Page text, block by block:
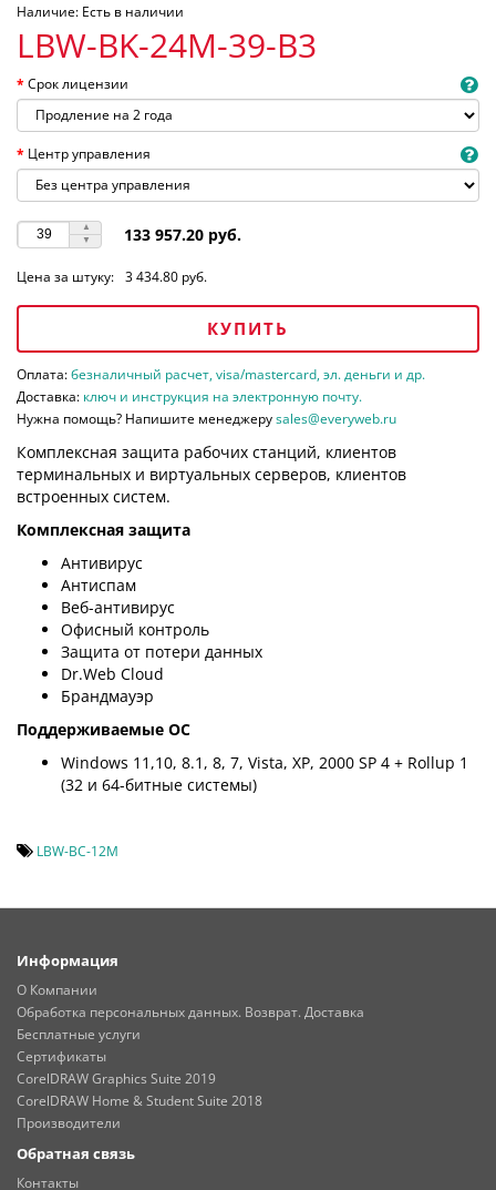
Наличие: Есть в наличии
LBW-BK-24M-39-B3
Срок лицензии
Центр управления
133 957.20 руб.
Цена за штуку: 3 434.80 руб.
КУПИТЬ
Оплата:безналичный расчет, visa/mastercard, эл. деньги и др.
Доставка: ключ и инструкция на электронную почту.
Нужна помощь? Напишите менеджеруsales@everyweb.ru
Комплексная защита рабочих станций, клиентов
терминальных и виртуальных серверов, клиентов
встроенных систем.
Комплексная защита
Антивирус
Антиспам
Веб-антивирус
Офисный контроль
Защита от потери данных
Dr.Web Cloud
Брандмауэр
Поддерживаемые ОС
Windows 11,10, 8.1, 8, 7, Vista, XP, 2000 SP 4 + Rollup 1
(32 и 64-битные системы)
LBW-BC-12M
Информация
О Компании
Обработка персональных данных. Возврат. Доставка
Бесплатные услуги
Сертификаты
CorelDRAW Graphics Suite 2019
CorelDRAW Home & Student Suite 2018
Производители
Обратная связь
Контакты